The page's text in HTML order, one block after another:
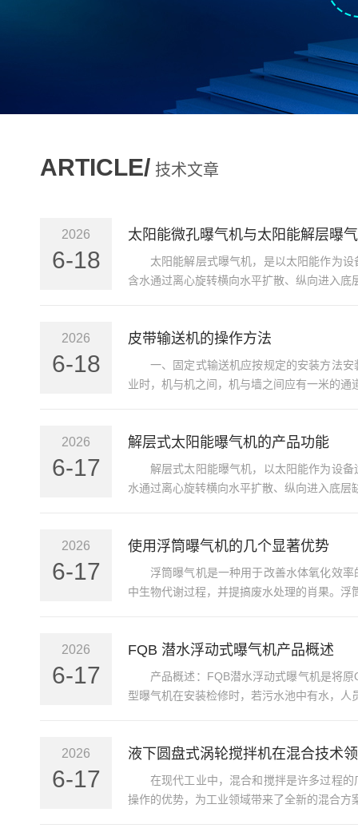
ARTICLE/ 技术文章
2026
6-18
太阳能微孔曝气机与太阳能解层曝
太阳能解层式曝气机，是以太阳能作为
含水通过离心旋转横向水平扩散、纵向进入
2026
6-18
皮带输送机的操作方法
一、固定式输送机应按规定的安装方法
业时，机与机之间，机与墙之间应有一米的
2026
6-17
解层式太阳能曝气机的产品功能
解层式太阳能曝气机，以太阳能作为设
水通过离心旋转横向水平扩散、纵向进入底
2026
6-17
使用浮筒曝气机的几个显著优势
浮筒曝气机是一种用于改善水体氧化效
中生物代谢过程，并提搞废水处理的肖果。
2026
6-17
FQB 潜水浮动式曝气机产品概述
产品概述：FQB潜水浮动式曝气机是将
型曝气机在安装检修时，若污水池中有水，
2026
6-17
液下圆盘式涡轮搅拌机在混合技术
在现代工业中，混合和搅拌是许多过程
操作的优势，为工业领域带来了全新的混合